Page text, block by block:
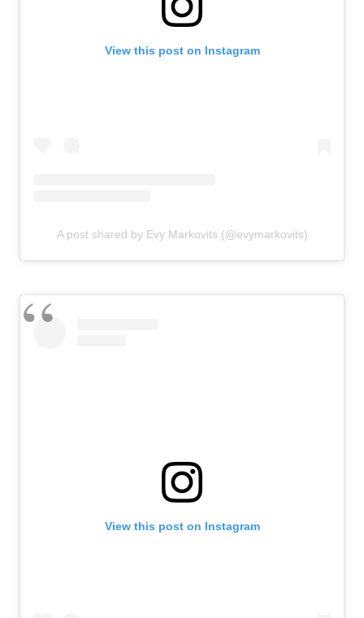
View this post on Instagram
A post shared by Evy Markovits (@evymarkovits)
View this post on Instagram